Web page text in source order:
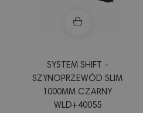
SYSTEM SHIFT -
SZYNOPRZEWÓD SLIM
1000MM CZARNY
WLD+40055